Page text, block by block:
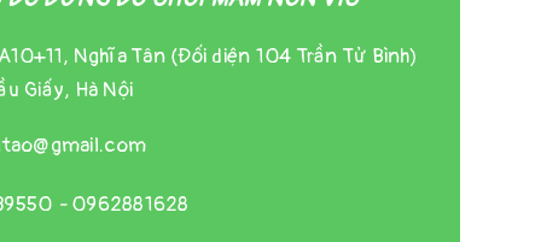
Nghĩa Tân (Đối diện 104 Trần Tử Bình)
Giấy, Hà Nội
-0962881628